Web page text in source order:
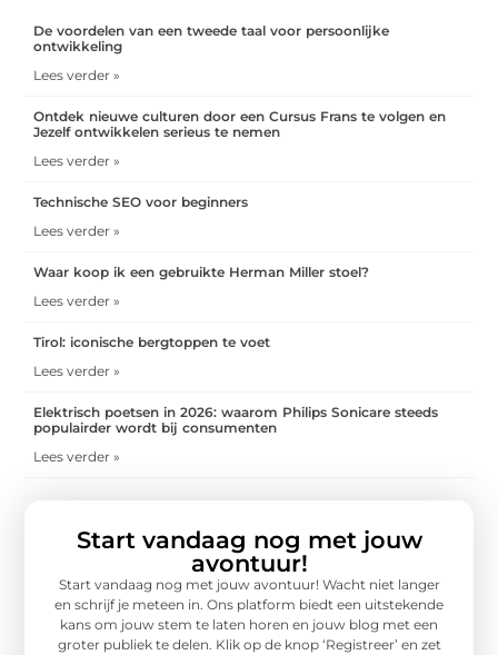
De voordelen van een tweede taal voor persoonlijke
ontwikkeling
Lees verder »
Ontdek nieuwe culturen door een Cursus Frans te volgen en
Jezelf ontwikkelen serieus te nemen
Lees verder »
Technische SEO voor beginners
Lees verder »
Waar koop ik een gebruikte Herman Miller stoel?
Lees verder »
Tirol: iconische bergtoppen te voet
Lees verder »
Elektrisch poetsen in 2026: waarom Philips Sonicare steeds
populairder wordt bij consumenten
Lees verder »
Start vandaag nog met jouw
avontuur!
Start vandaag nog met jouw avontuur! Wacht niet langer
en schrijf je meteen in. Ons platform biedt een uitstekende
kans om jouw stem te laten horen en jouw blog met een
groter publiek te delen. Klik op de knop ‘Registreer’ en zet